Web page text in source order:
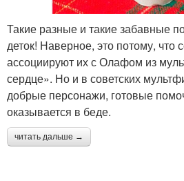
Такие разные и такие забавные
деток! Наверное, это потому, что
ассоциируют их с Олафом из
сердце». Но и в советских
добрые персонажи, готовые
оказывается в беде.
читать дальше →